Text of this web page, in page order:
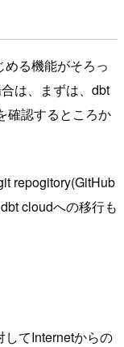
る機能がそろっ
は、まずは、dbt
確認するところか
repogitory(GitHub
cloudへの移行も
てInternetからの